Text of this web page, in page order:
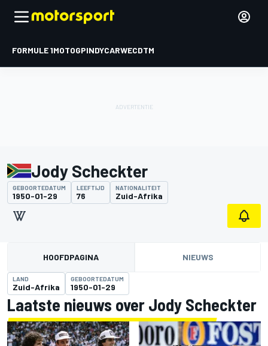
FORMULE 1MOTOGPINDYCARWECDTM
Jody Scheckter
GEBOORTEDATUM
1950-01-29
LEEFTIJD
76
NATIONALITEIT
Zuid-Afrika
HOOFDPAGINA NIEUWS
LAND
Zuid-Afrika
GEBOORTEDATUM
1950-01-29
Laatste nieuws over Jody Scheckter